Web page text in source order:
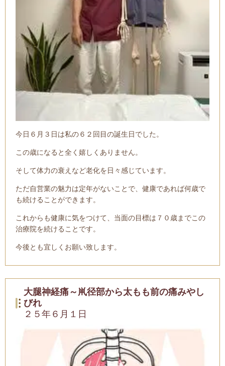
今日６月３日は私の６２回目の誕生日でした。
この歳になると全く嬉しくありません。
そして体力の衰えなど老化を日々感じています。
ただ自営業の魅力は定年がないことで、健康であれば何歳で
も続けることができます。
これからも健康に気をつけて、当面の目標は７０歳までこの
治療院を続けることです。
今後とも宜しくお願い致します。
大腿神経痛～鼡径部から太もも前の痛みやし
びれ
２５年６月１日